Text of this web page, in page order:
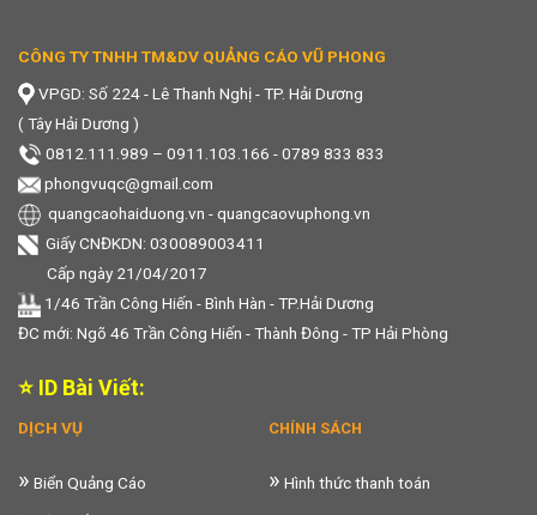
CÔNG TY TNHH TM&DV QUẢNG CÁO VŨ PHONG
VPGD: Số 224 - Lê Thanh Nghị - TP. Hải Dương
( Tây Hải Dương )
0812.111.989 – 0911.103.166 - 0789 833 833
phongvuqc@gmail.com
quangcaohaiduong.vn -quangcaovuphong.vn
Giấy CNĐKDN: 030089003411
Cấp ngày 21/04/2017
1/46 Trần Công Hiến - Bình Hàn - TP.Hải Dương
ĐC mới: Ngõ 46 Trần Công Hiến - Thành Đông - TP Hải Phòng
⭐ ID Bài Viết:
DỊCH VỤ
» Biển Quảng Cáo
CHÍNH SÁCH
» Hình thức thanh toán